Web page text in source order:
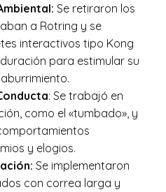
Se retiraron los
a Rotring y se
interactivos tipo Kong
para estimular su
: Se trabajó en
como el «tumbado», y
y elogios.
Se implementaron
con correa larga y